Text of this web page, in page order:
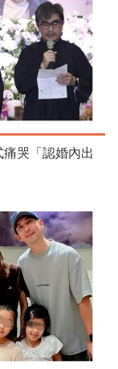
哭「認婚內出